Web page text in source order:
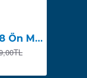
Onvo OV-RX 8 Ön Motor Kontrolcüsü (Ön Beyin)